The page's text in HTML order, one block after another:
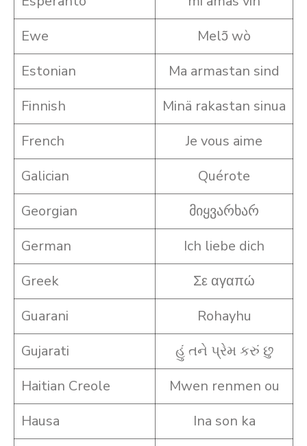
Ewe
Melɔ̃ wò
Estonian
Ma armastan sind
Finnish
Minä rakastan sinua
French
Je vous aime
Galician
Quérote
Georgian
მიყვარხარ
German
Ich liebe dich
Greek
Σε αγαπώ
Guarani
Rohayhu
Gujarati
હું તને પ્રેમ કરું છુ
Haitian Creole
Mwen renmen ou
Hausa
Ina son ka